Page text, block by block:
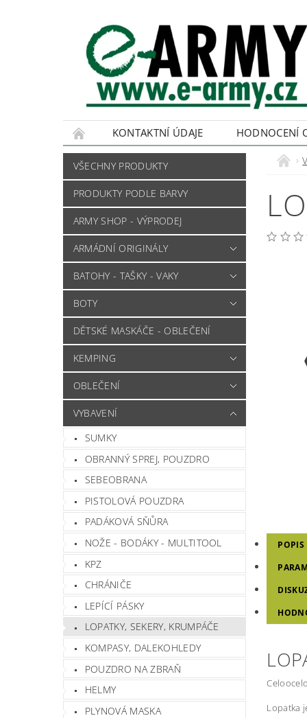
KONTAKTNÍ ÚDAJE HODNOCENÍ
VŠECHNY PRODUKTY
PRODUKTY PODLE BARVY
ARMY SHOP - VÝPRODEJ
ARMÁDNÍ ORIGINÁLY
BATOHY - TAŠKY - VAKY
BOTY
DĚTSKÉ MASKÁČE - OBLEČENÍ
KEMPING
OBLEČENÍ
VYBAVENÍ
SUMKY
OBRANNÝ SPREJ, POUZDRO
SEBEOBRANA
PISTOLOVÁ POUZDRA
PADÁKOVÁ SŇŮRA
NOŽE - BODÁKY - MULTITOOL
KPZ
CHRÁNIČE
LEPÍCÍ PÁSKY
LOPATKY, SEKERY, KRUMPÁČE
KOMPASY, DALEKOHLEDY
POUZDRO NA ZBRAŇ
HELMY
PLYNOVÁ MASKA
POPIS
Lopatka